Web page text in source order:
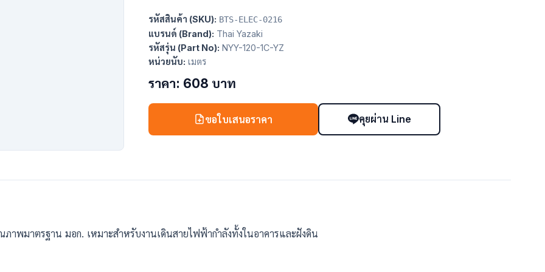
รหัสสินค้า (SKU): BTS-ELEC-0216
แบรนด์ (Brand): Thai Yazaki
รหัสรุ่น (Part No): NYY-120-1C-YZ
หน่วยนับ: เมตร
ราคา: 608 บาท
ขอใบเสนอราคา คุยผ่าน Line
พมาตรฐาน มอก. เหมาะสำหรับงานเดินสายไฟฟ้ากำลังทั้งในอาคารและฝังดิน